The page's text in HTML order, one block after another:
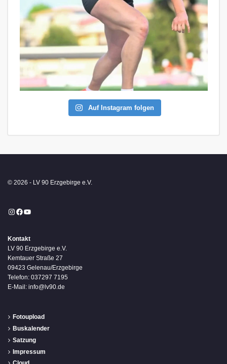
Auf Instagram folgen
© 2026 - LV 90 Erzgebirge e.V.
Instagram
Facebook
YouTube
Kontakt
LV 90 Erzgebirge e.V.
Kemtauer Straße 27
09423 Gelenau/Erzgebirge
Telefon: 037297 7195
E-Mail: info@lv90.de
Fotoupload
Buskalender
Satzung
Impressum